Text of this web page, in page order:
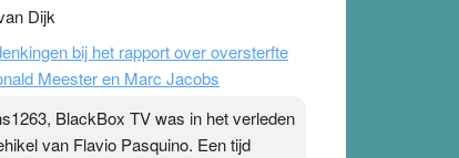
Dijk
bij het rapport over oversterfte
Meester en Marc Jacobs
BlackBox TV was in het verleden
van Flavio Pasquino. Een tijd